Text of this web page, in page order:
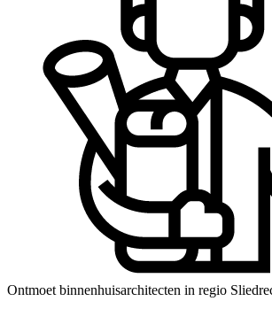
Ontmoet binnenhuisarchitecten in regio